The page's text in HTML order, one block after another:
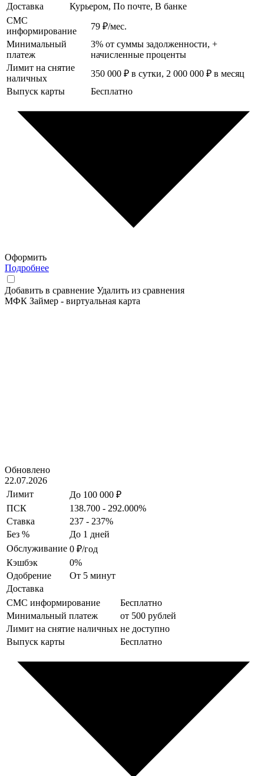
Доставка
Курьером, По почте, В банке
СМС
информирование
79 ₽/мес.
Минимальный
платеж
3% от суммы задолженности, +
начисленные проценты
Лимит на снятие
наличных
350 000 ₽ в сутки, 2 000 000 ₽ в месяц
Выпуск карты
Бесплатно
Оформить
Подробнее
Добавить в сравнение Удалить из сравнения
МФК Займер - виртуальная карта
Обновлено
22.07.2026
Лимит
До 100 000 ₽
ПСК
138.700 - 292.000%
Ставка
237 - 237%
Без %
До 1 дней
Обслуживание 0 ₽/год
Кэшбэк
0%
Одобрение
От 5 минут
Доставка
СМС информирование
Бесплатно
Минимальный платеж
от 500 рублей
Лимит на снятие наличных не доступно
Выпуск карты
Бесплатно